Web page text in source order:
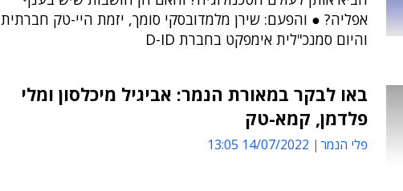
אפליה? ● והפעם: שירן מלמדובסקי סומך, יזמת היי-טק חברתית
והיום סמנכ"לית אימפקט בחברת D-ID
באו לבקר במאורת הנמר: אביגיל מיכלסון ומלי
פלדמן, קמא-טק
פלי הנמר 14/07/2022 13:05